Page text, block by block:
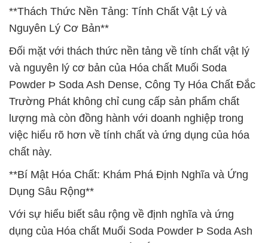
**Thách Thức Nền Tảng: Tính Chất Vật Lý và
Nguyên Lý Cơ Bản**
Đối mặt với thách thức nền tảng về tính chất vật lý
và nguyên lý cơ bản của Hóa chất Muối Soda
Powder Þ Soda Ash Dense, Công Ty Hóa Chất Đắc
Trường Phát không chỉ cung cấp sản phẩm chất
lượng mà còn đồng hành với doanh nghiệp trong
việc hiểu rõ hơn về tính chất và ứng dụng của hóa
chất này.
**Bí Mật Hóa Chất: Khám Phá Định Nghĩa và Ứng
Dụng Sâu Rộng**
Với sự hiểu biết sâu rộng về định nghĩa và ứng
dụng của Hóa chất Muối Soda Powder Þ Soda Ash